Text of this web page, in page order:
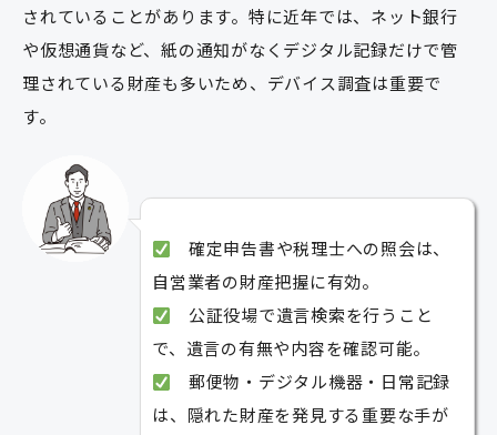
されていることがあります。特に近年では、ネット銀行
や仮想通貨など、紙の通知がなくデジタル記録だけで管
理されている財産も多いため、デバイス調査は重要で
す。
確定申告書や税理士への照会は、
自営業者の財産把握に有効。
公証役場で遺言検索を行うこと
で、遺言の有無や内容を確認可能。
郵便物・デジタル機器・日常記録
は、隠れた財産を発見する重要な手が